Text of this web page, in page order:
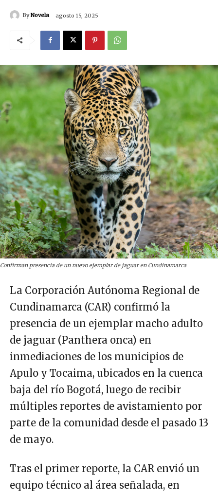
By Novela agosto 15, 2025
Confirman presencia de un nuevo ejemplar de jaguar en Cundinamarca
La Corporación Autónoma Regional de
Cundinamarca (CAR) confirmó la
presencia de un ejemplar macho adulto
de jaguar (Panthera onca) en
inmediaciones de los municipios de
Apulo y Tocaima, ubicados en la cuenca
baja del río Bogotá, luego de recibir
múltiples reportes de avistamiento por
parte de la comunidad desde el pasado 13
de mayo.
Tras el primer reporte, la CAR envió un
equipo técnico al área señalada, en